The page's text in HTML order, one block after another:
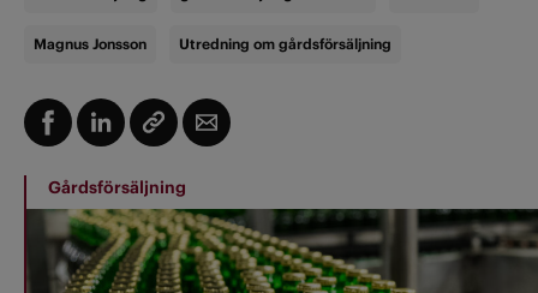
Magnus Jonsson Utredning om gårdsförsäljning
Gårdsförsäljning